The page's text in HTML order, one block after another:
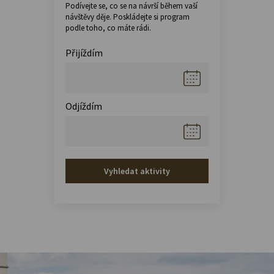
Podívejte se, co se na návrší během vaší
návštěvy děje. Poskládejte si program
podle toho, co máte rádi.
Přijíždím
Odjíždím
Vyhledat aktivity